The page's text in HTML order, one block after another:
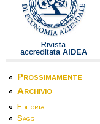
Rivista
accreditata AIDEA
Prossimamente
Archivio
Editoriali
Saggi